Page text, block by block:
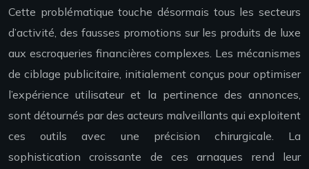
Cette problématique touche désormais tous les secteurs
d’activité, des fausses promotions sur les produits de luxe
aux escroqueries financières complexes. Les mécanismes
de ciblage publicitaire, initialement conçus pour optimiser
l’expérience utilisateur et la pertinence des annonces,
sont détournés par des acteurs malveillants qui exploitent
ces outils avec une précision chirurgicale. La
sophistication croissante de ces arnaques rend leur